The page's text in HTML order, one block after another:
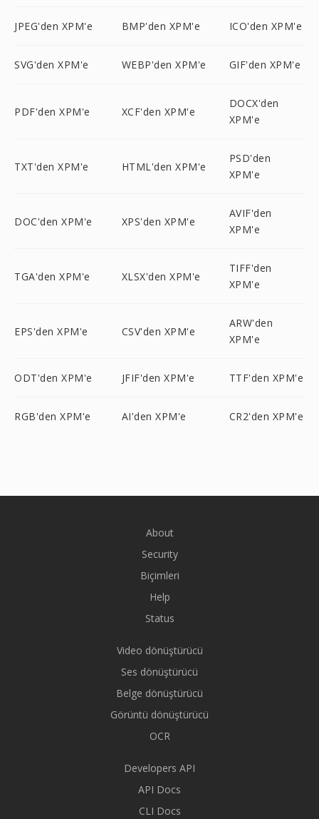
JPEG'den XPM'e BMP'den XPM'e ICO'den XPM'e
SVG'den XPM'e WEBP'den XPM'e GIF'den XPM'e
PDF'den XPM'e XCF'den XPM'e
DOCX'den
XPM'e
TXT'den XPM'e HTML'den XPM'e
PSD'den
XPM'e
DOC'den XPM'e XPS'den XPM'e
AVIF'den
XPM'e
TGA'den XPM'e XLSX'den XPM'e
TIFF'den
XPM'e
EPS'den XPM'e CSV'den XPM'e
ARW'den
XPM'e
ODT'den XPM'e JFIF'den XPM'e TTF'den XPM'e
RGB'den XPM'e AI'den XPM'e CR2'den XPM'e
About
Security
Biçimleri
Help
Status
Video dönüştürücü
Ses dönüştürücü
Belge dönüştürücü
Görüntü dönüştürücü
OCR
Developers API
API Docs
CLI Docs